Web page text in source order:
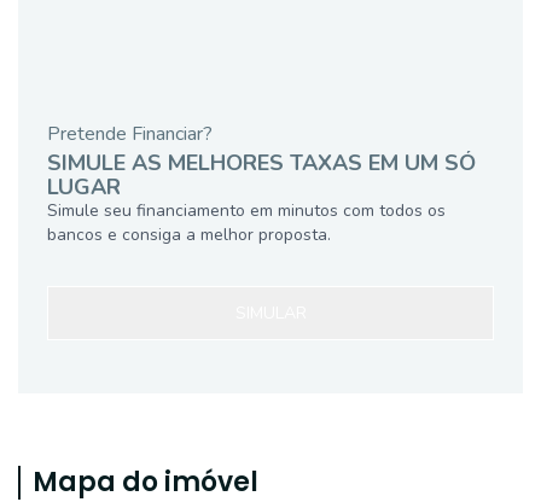
Pretende Financiar?
SIMULE AS MELHORES TAXAS EM UM SÓ
LUGAR
Simule seu financiamento em minutos com todos os
bancos e consiga a melhor proposta.
Mapa do imóvel